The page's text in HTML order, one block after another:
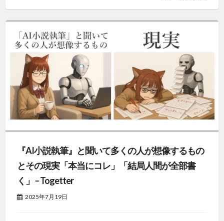
『AI小説執筆』と聞いて多くの人が想像するもの
とその現実「本当にコレ」「結局人間が全部書
く」 – Togetter
2025年7月19日